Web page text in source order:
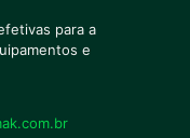
para a
e